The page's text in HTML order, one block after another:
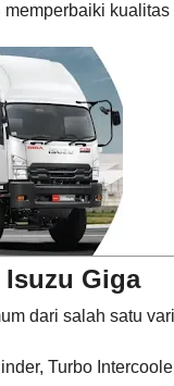
Giga
dari salah satu
Turbo